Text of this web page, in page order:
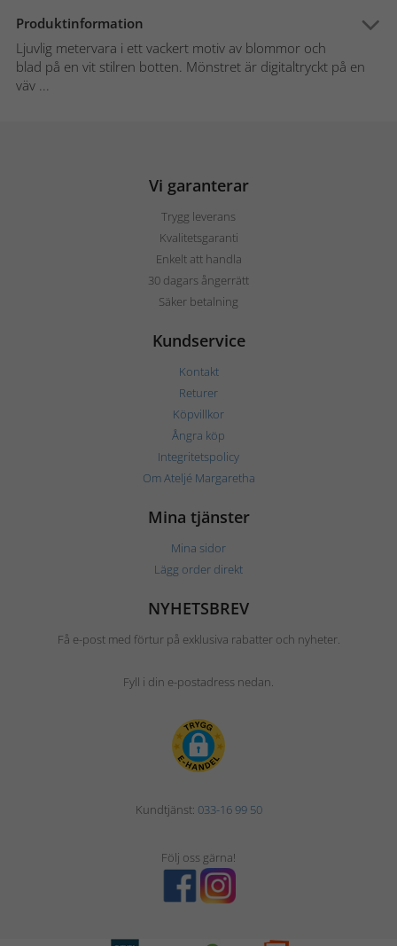
Produktinformation
Ljuvlig metervara i ett vackert motiv av blommor och
blad på en vit stilren botten. Mönstret är digitaltryckt på en
väv ...
Vi garanterar
Trygg leverans
Kvalitetsgaranti
Enkelt att handla
30 dagars ångerrätt
Säker betalning
Kundservice
Kontakt
Returer
Köpvillkor
Ångra köp
Integritetspolicy
Om Ateljé Margaretha
Mina tjänster
Mina sidor
Lägg order direkt
NYHETSBREV
Få e-post med förtur på exklusiva rabatter och nyheter.
Fyll i din e-postadress nedan.
Kundtjänst: 033-16 99 50
Följ oss gärna!